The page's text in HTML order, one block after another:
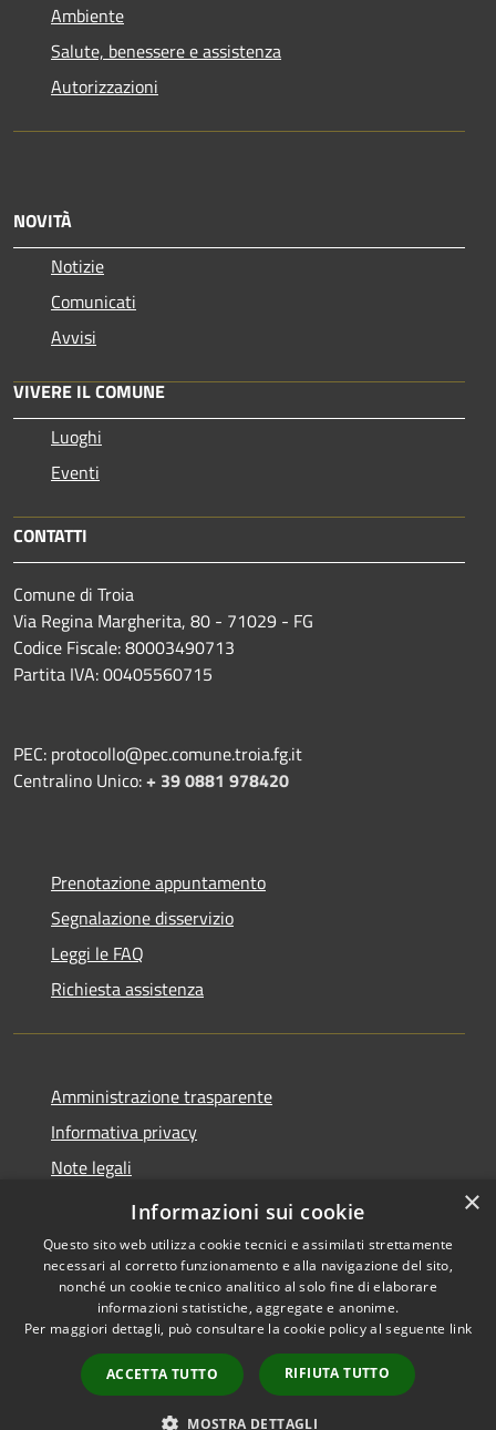
Ambiente
Salute, benessere e assistenza
Autorizzazioni
NOVITÀ
Notizie
Comunicati
Avvisi
VIVERE IL COMUNE
Luoghi
Eventi
CONTATTI
Comune di Troia
Via Regina Margherita, 80 - 71029 - FG
Codice Fiscale: 80003490713
Partita IVA: 00405560715
PEC: protocollo@pec.comune.troia.fg.it
Centralino Unico:+ 39 0881 978420
Prenotazione appuntamento
Segnalazione disservizio
Leggi le FAQ
Richiesta assistenza
Amministrazione trasparente
Informativa privacy
Note legali
Dichiarazione di accessibilità
Accessibilità
Copyright © 2026 • Comune di
Troia • Powered by
Municipium•
Accesso
redazione
×
Informazioni sui cookie
Questo sito web utilizza cookie tecnici e assimilati strettamente
necessari al corretto funzionamento e alla navigazione del sito,
nonché un cookie tecnico analitico al solo fine di elaborare
informazioni statistiche, aggregate e anonime.
Per maggiori dettagli, può consultare la cookie policy al seguente link
ACCETTA TUTTO RIFIUTA TUTTO
MOSTRA DETTAGLI